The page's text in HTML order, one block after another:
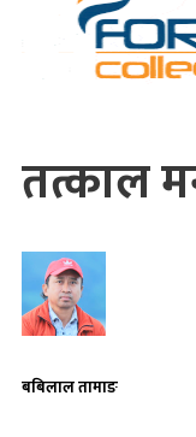
तत्काल
बबिलाल तामाङ